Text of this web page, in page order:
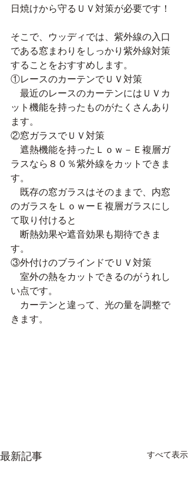
日焼けから守るＵＶ対策が必要です！
そこで、ウッディでは、紫外線の入口
である窓まわりをしっかり紫外線対策
することをおすすめします。
①レースのカーテンでＵＶ対策
最近のレースのカーテンにはＵＶカ
ット機能を持ったものがたくさんあり
ます。
②窓ガラスでＵＶ対策
遮熱機能を持ったＬｏｗ－Ｅ複層ガ
ラスなら８０％紫外線をカットできま
す。
既存の窓ガラスはそのままで、内窓
のガラスをＬｏｗーＥ複層ガラスにし
て取り付けると
断熱効果や遮音効果も期待できま
す。
③外付けのブラインドでＵＶ対策
室外の熱をカットできるのがうれし
い点です。
カーテンと違って、光の量を調整で
きます。
最新記事 すべて表示